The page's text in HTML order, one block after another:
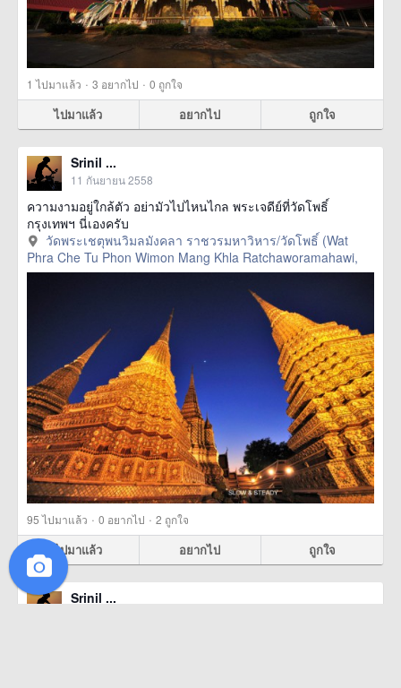
1 ไปมาแล้ว · 3 อยากไป · 0 ถูกใจ
ไปมาแล้ว อยากไป ถูกใจ
Srinil ...
11 กันยายน 2558
ความงามอยู่ใกล้ตัว อย่ามัวไปไหนไกล พระเจดีย์ที่วัดโพธิ์
กรุงเทพฯ นี่เองครับ
วัดพระเชตุพนวิมลมังคลา ราชวรมหาวิหาร/วัดโพธิ์ (Wat
Phra Che Tu Phon Wimon Mang Khla Ratchaworamahawi,
กรุงเทพมหานคร
95ไปมาแล้ว · 0 อยากไป · 2 ถูกใจ
ไปมาแล้ว อยากไป ถูกใจ
Srinil ...